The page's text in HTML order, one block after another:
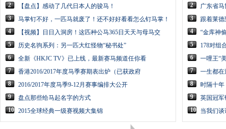
2
【盘点】感动了几代日本人的骏马！
3
马掌钉不好，一匹马就废了！还不好好看看怎么钉马掌！
4
【视频】日日入洞房！这匹种公马365日天天与母马交
5
历史名驹系列：另一匹大红怪物“秘书处”
6
全新《HKJC TV》已上线，最新赛马频道任你看
7
香港2016/2017年度马季赛期表出炉（已获政府
8
2016/2017年度马季9-12月赛事编排大公开
9
盘点那些给马起名字的方式
10 2015全球经典一级赛视频大集锦
2
广东省
3
跟着莱德
4
“金库神
5
178对组
6
一哩王“
7
一生都在
8
时隔十
9
英国冠军
10
当我们